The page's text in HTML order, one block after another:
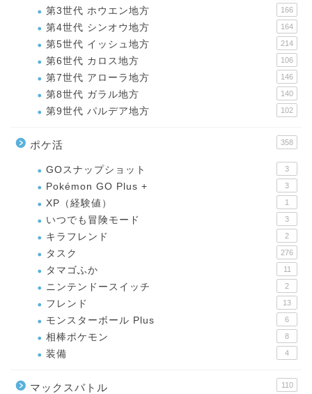
第3世代 ホウエン地方 166
第4世代 シンオウ地方 164
第5世代 イッシュ地方 214
第6世代 カロス地方 106
第7世代 アローラ地方 146
第8世代 ガラル地方 140
第9世代 パルデア地方 102
ポケ活 358
GOスナップショット 3
Pokémon GO Plus + 3
XP（経験値） 1
いつでも冒険モード 3
キラフレンド 2
タスク 276
タマゴふか 11
ニンテンドースイッチ 2
フレンド 13
モンスターボール Plus 6
相棒ポケモン 8
装備 4
マックスバトル 110